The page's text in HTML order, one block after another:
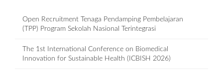
Open Recruitment Tenaga Pendamping Pembelajaran
(TPP) Program Sekolah Nasional Terintegrasi
The 1st International Conference on Biomedical
Innovation for Sustainable Health (ICBISH 2026)